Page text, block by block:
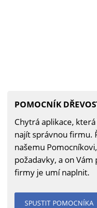
POMOCNÍK
Chytrá aplikace,
najít správnou firmu.
našemu
požadavky, a on
firmy je umí naplnit.
SPUSTIT POMOCNÍKA